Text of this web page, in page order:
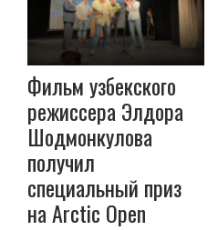
Фильм узбекского
режиссера Элдора
Шодмонкулова
получил
специальный приз
на Arctic Open